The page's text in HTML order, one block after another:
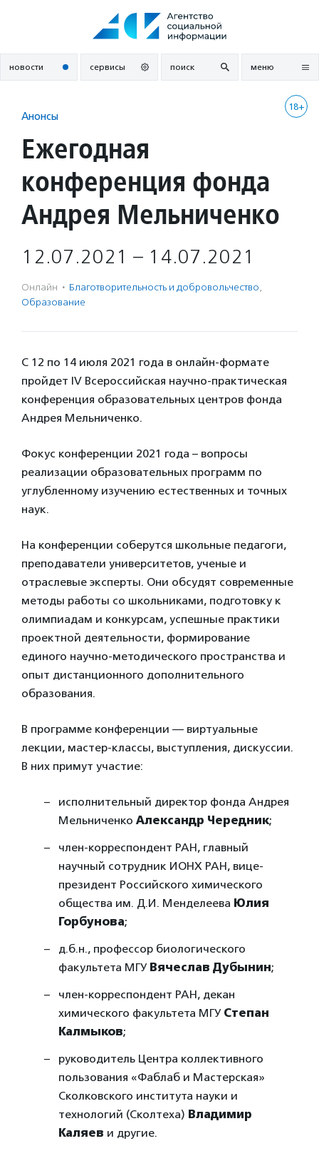
новости сервисы поиск меню
18+
Анонсы
Ежегодная
конференция фонда
Андрея Мельниченко
12.07.2021 – 14.07.2021
Онлайн · Благотвори­тель­ность и доброволь­чест­во,
Образование
С 12 по 14 июля 2021 года в онлайн-формате
пройдет IV Всероссийская научно-практическая
конференция образовательных центров фонда
Андрея Мельниченко.
Фокус конференции 2021 года – вопросы
реализации образовательных программ по
углубленному изучению естественных и точных
наук.
На конференции соберутся школьные педагоги,
преподаватели университетов, ученые и
отраслевые эксперты. Они обсудят современные
методы работы со школьниками, подготовку к
олимпиадам и конкурсам, успешные практики
проектной деятельности, формирование
единого научно-методического пространства и
опыт дистанционного дополнительного
образования.
В программе конференции — виртуальные
лекции, мастер-классы, выступления, дискуссии.
В них примут участие:
исполнительный директор фонда Андрея
Мельниченко Александр Чередник;
член-корреспондент РАН, главный
научный сотрудник ИОНХ РАН, вице-
президент Российского химического
общества им. Д.И. Менделеева Юлия
Горбунова;
д.б.н., профессор биологического
факультета МГУ Вячеслав Дубынин;
член-корреспондент РАН, декан
химического факультета МГУ Степан
Калмыков;
руководитель Центра коллективного
пользования «Фаблаб и Мастерская»
Сколковского института науки и
технологий (Сколтеха) Владимир
Каляев и другие.